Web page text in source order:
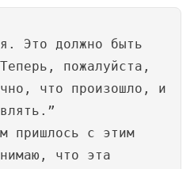
Это должно быть
пожалуйста,
что произошло, и
пришлось с этим
что эта